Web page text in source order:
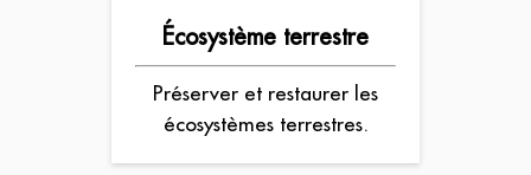
Écosystème terrestre
Préserver et restaurer les
écosystèmes terrestres.